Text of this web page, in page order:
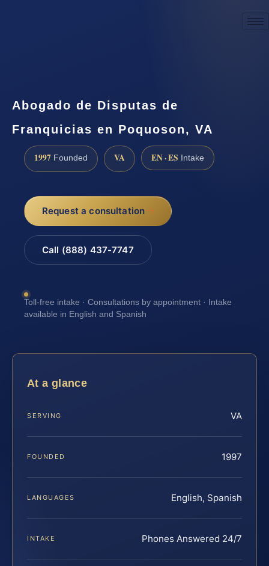
Abogado de Disputas de
Franquicias en Poquoson, VA
1997 Founded VA EN · ES Intake
Request a consultation
Call (888) 437-7747
Toll-free intake · Consultations by appointment · Intake
available in English and Spanish
At a glance
SERVING VA
FOUNDED 1997
LANGUAGES English, Spanish
INTAKE Phones Answered 24/7